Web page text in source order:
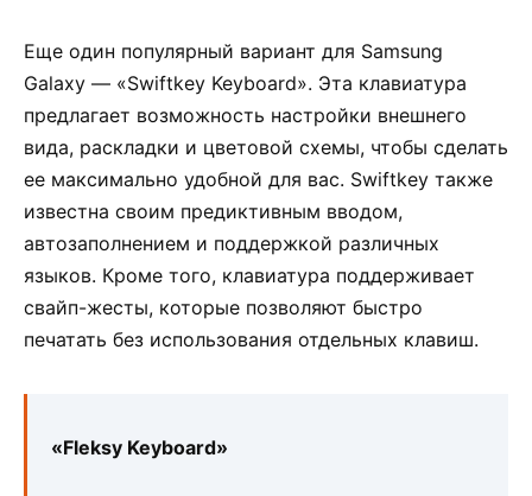
Еще один популярный вариант для Samsung
Galaxy — «Swiftkey Keyboard». Эта клавиатура
предлагает возможность настройки внешнего
вида, раскладки и цветовой схемы, чтобы сделать
ее максимально удобной для вас. Swiftkey также
известна своим предиктивным вводом,
автозаполнением и поддержкой различных
языков. Кроме того, клавиатура поддерживает
свайп-жесты, которые позволяют быстро
печатать без использования отдельных клавиш.
«Fleksy Keyboard»